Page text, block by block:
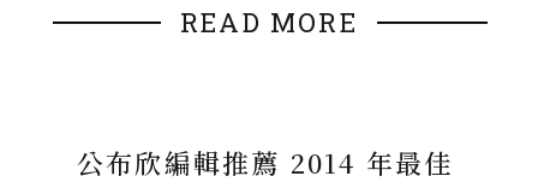
READ MORE
公布欣編輯推薦 2014 年最佳